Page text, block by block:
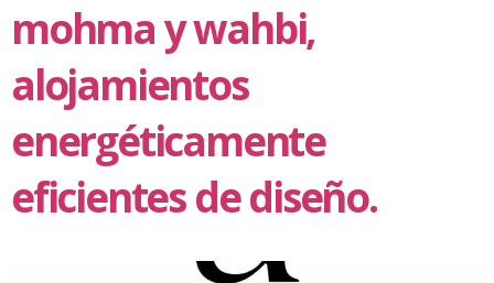
mohma y wahbi,
alojamientos
energéticamente
eficientes de diseño.